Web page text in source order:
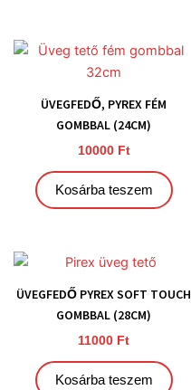
ÜVEGFEDŐ, PYREX FÉM
GOMBBAL (24CM)
10000 Ft
Kosárba teszem
ÜVEGFEDŐ PYREX SOFT TOUCH
GOMBBAL (28CM)
11000 Ft
Kosárba teszem